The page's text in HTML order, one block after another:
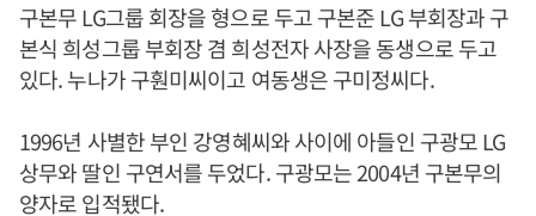
구본무 LG그룹 회장을 형으로 두고 구본준 LG 부회장과 구
본식 희성그룹 부회장 겸 희성전자 사장을 동생으로 두고
있다. 누나가 구훤미씨이고 여동생은 구미정씨다.
1996년 사별한 부인 강영혜씨와 사이에 아들인 구광모 LG
상무와 딸인 구연서를 두었다. 구광모는 2004년 구본무의
양자로 입적됐다.